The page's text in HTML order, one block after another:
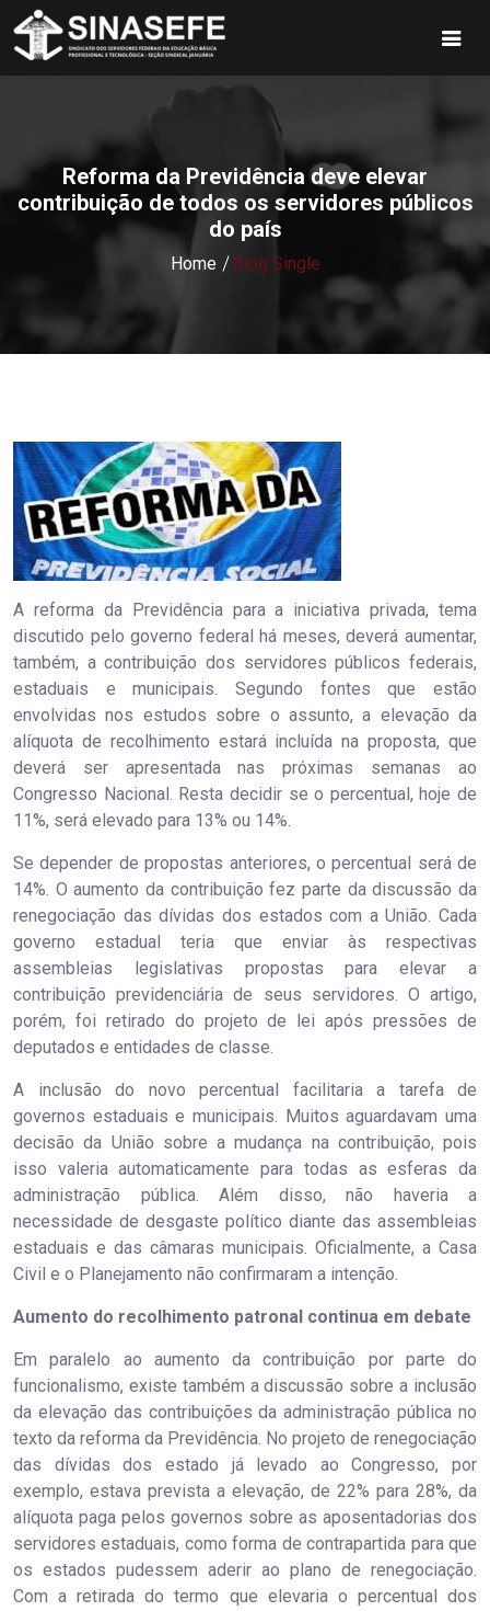
Reforma da Previdência deve elevar
contribuição de todos os servidores públicos
do país
Home Blog Single
A reforma da Previdência para a iniciativa privada, tema
discutido pelo governo federal há meses, deverá aumentar,
também, a contribuição dos servidores públicos federais,
estaduais e municipais. Segundo fontes que estão
envolvidas nos estudos sobre o assunto, a elevação da
alíquota de recolhimento estará incluída na proposta, que
deverá ser apresentada nas próximas semanas ao
Congresso Nacional. Resta decidir se o percentual, hoje de
11%, será elevado para 13% ou 14%.
Se depender de propostas anteriores, o percentual será de
14%. O aumento da contribuição fez parte da discussão da
renegociação das dívidas dos estados com a União. Cada
governo estadual teria que enviar às respectivas
assembleias legislativas propostas para elevar a
contribuição previdenciária de seus servidores. O artigo,
porém, foi retirado do projeto de lei após pressões de
deputados e entidades de classe.
A inclusão do novo percentual facilitaria a tarefa de
governos estaduais e municipais. Muitos aguardavam uma
decisão da União sobre a mudança na contribuição, pois
isso valeria automaticamente para todas as esferas da
administração pública. Além disso, não haveria a
necessidade de desgaste político diante das assembleias
estaduais e das câmaras municipais. Oficialmente, a Casa
Civil e o Planejamento não confirmaram a intenção.
Aumento do recolhimento patronal continua em debate
Em paralelo ao aumento da contribuição por parte do
funcionalismo, existe também a discussão sobre a inclusão
da elevação das contribuições da administração pública no
texto da reforma da Previdência. No projeto de renegociação
das dívidas dos estado já levado ao Congresso, por
exemplo, estava prevista a elevação, de 22% para 28%, da
alíquota paga pelos governos sobre as aposentadorias dos
servidores estaduais, como forma de contrapartida para que
os estados pudessem aderir ao plano de renegociação.
Com a retirada do termo que elevaria o percentual dos